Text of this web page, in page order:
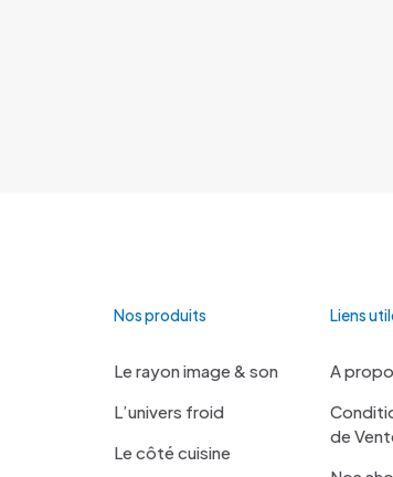
Nos produits
Le rayon image & son
L’univers froid
Le côté cuisine
Liens
A
de